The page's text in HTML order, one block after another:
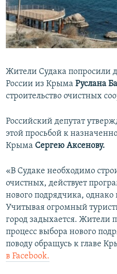
ПОБЕДИТЕЛЕЙ НЕ СУДЯТ?
КРЫМ.НЕПОКОРЕННЫЙ
ELIFBE
ПРИСОЕДИНЯЙТЕСЬ!
Все сайты RFE/RL
Жители Судака попросили
России из Крыма Руслана
строительство очистных
Российский депутат
этой просьбой к
Крыма Сергею Аксенову.
«В Судаке необходимо
очистных, действует
нового подрядчика, однако
Учитывая огромный
город задыхается. Жители
процесс выбора нового
поводу обращусь к главе
в Facebook.